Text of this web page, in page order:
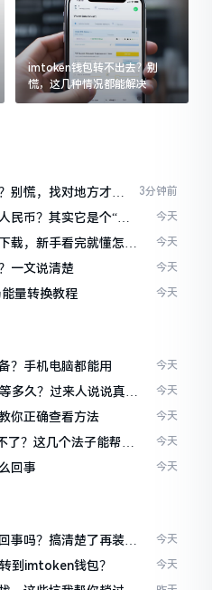
imtoken钱包转不出去？别
慌，这几种情况都能解决
别慌，找对地方才安
3分钟前
币？其实它是个“多
今天
，新手看完就懂怎么
今天
一文说清楚 今天
量转换教程 今天
？手机电脑都能用 今天
多久？过来人说说真实
今天
你正确查看方法 今天
？这几个法子能帮你
今天
回事 今天
事吗？搞清楚了再装钱
今天
到imtoken钱包？ 今天